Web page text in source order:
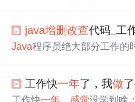
只是增删改查，这可是相当
员，有不少是在外包公司，
个进阶的注意点，俗话说：
java增删改查代码_工
Java程序员绝大部分工作的
就是在为了达成 增删改查而
种能力之后就开始相对安逸
工作快一年了，我做
工作快一年 ，感觉没学到啥